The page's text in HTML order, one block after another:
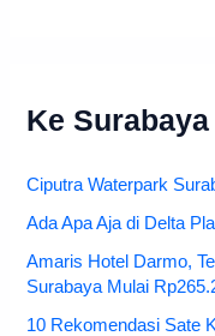
Ke Surabaya
Ciputra Waterpark
Ada Apa Aja di Delta
Amaris Hotel Darmo,
Surabaya Mulai
10 Rekomendasi Sate